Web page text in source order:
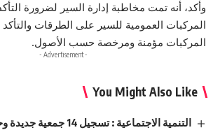
وأكد، أنه تمت مخاطبة إدارة السير لضرورة
المركبات العمومية للسير على الطرقات
المركبات مؤمنة ومرخصة حسب الأصول.
- Advertisement -
You Might Also Like